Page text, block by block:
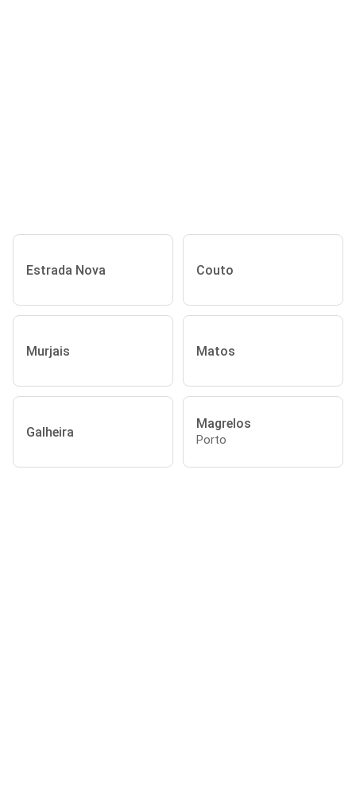
Estrada Nova Couto
Murjais Matos
Galheira
Magrelos
Porto